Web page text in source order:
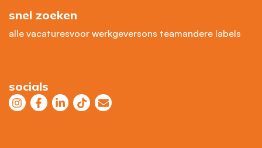
snel zoeken
alle vacaturesvoor werkgeversons teamandere labels
socials